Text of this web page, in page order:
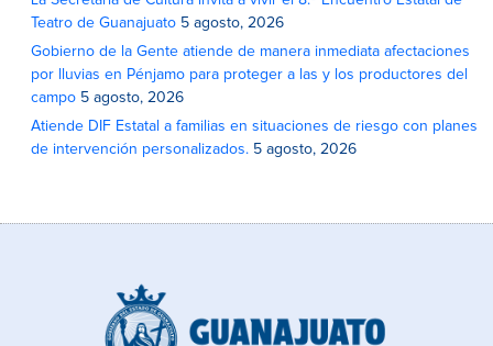
Teatro de Guanajuato 5 agosto, 2026
Gobierno de la Gente atiende de manera inmediata afectaciones
por lluvias en Pénjamo para proteger a las y los productores del
campo 5 agosto, 2026
Atiende DIF Estatal a familias en situaciones de riesgo con planes
de intervención personalizados. 5 agosto, 2026